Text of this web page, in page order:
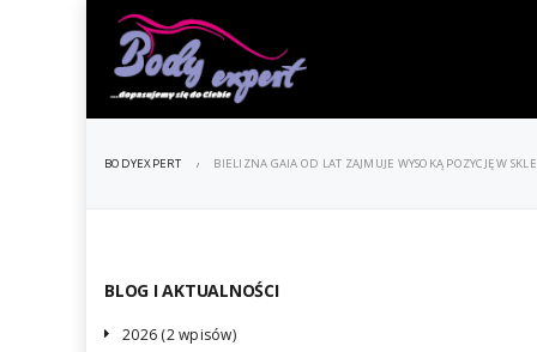
BODYEXPERT BIELIZNA GAIA OD LAT ZAJMUJE WYSOKĄ POZYCJĘ W
BLOG I AKTUALNOŚCI
2026 (2 wpisów)